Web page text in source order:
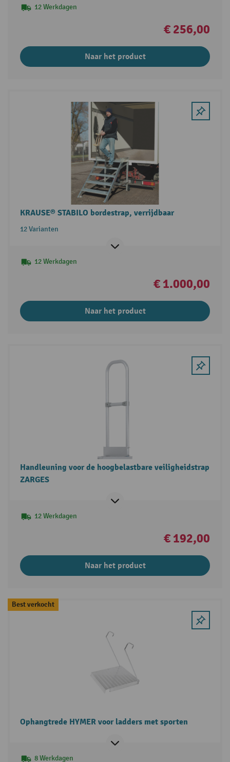
12 Werkdagen
€ 256,00
Naar het product
KRAUSE® STABILO bordestrap, verrijdbaar
12 Varianten
12 Werkdagen
€ 1.000,00
Naar het product
Handleuning voor de hoogbelastbare veiligheidstrap
ZARGES
12 Werkdagen
€ 192,00
Naar het product
Best verkocht
Ophangtrede HYMER voor ladders met sporten
8 Werkdagen